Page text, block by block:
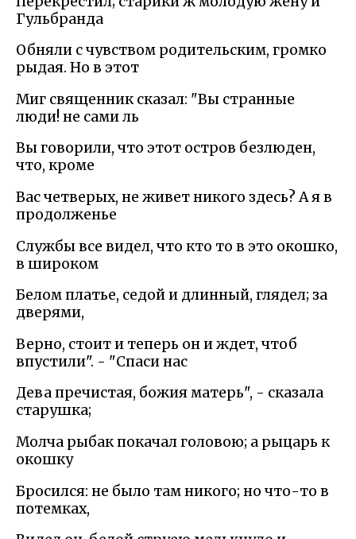
Гульбранда
Обняли с чувством родительским, громко
рыдая. Но в этот
Миг священник сказал: "Вы странные
люди! не сами ль
Вы говорили, что этот остров безлюден,
что, кроме
Вас четверых, не живет никого здесь? А я в
продолженье
Службы все видел, что кто то в это окошко,
в широком
Белом платье, седой и длинный, глядел; за
дверями,
Верно, стоит и теперь он и ждет, чтоб
впустили". - "Спаси нас
Дева пречистая, божия матерь", - сказала
старушка;
Молча рыбак покачал головою; а рыцарь к
окошку
Бросился: не было там никого; но что-то в
потемках,